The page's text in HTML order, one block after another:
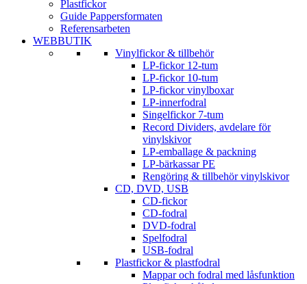
Plastfickor
Guide Pappersformaten
Referensarbeten
WEBBUTIK
Vinylfickor & tillbehör
LP-fickor 12-tum
LP-fickor 10-tum
LP-fickor vinylboxar
LP-innerfodral
Singelfickor 7-tum
Record Dividers, avdelare för
vinylskivor
LP-emballage & packning
LP-bärkassar PE
Rengöring & tillbehör vinylskivor
CD, DVD, USB
CD-fickor
CD-fodral
DVD-fodral
Spelfodral
USB-fodral
Plastfickor & plastfodral
Mappar och fodral med låsfunktion